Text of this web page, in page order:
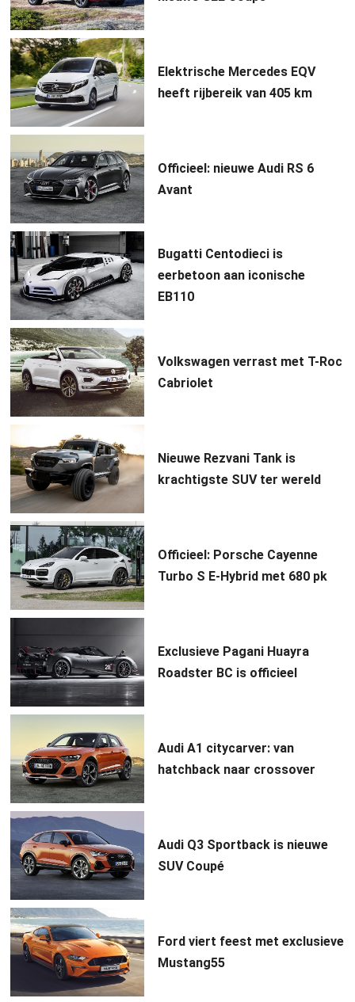
Elektrische Mercedes EQV
heeft rijbereik van 405 km
Officieel: nieuwe Audi RS 6
Avant
Bugatti Centodieci is
eerbetoon aan iconische
EB110
Volkswagen verrast met T-Roc
Cabriolet
Nieuwe Rezvani Tank is
krachtigste SUV ter wereld
Officieel: Porsche Cayenne
Turbo S E-Hybrid met 680 pk
Exclusieve Pagani Huayra
Roadster BC is officieel
Audi A1 citycarver: van
hatchback naar crossover
Audi Q3 Sportback is nieuwe
SUV Coupé
Ford viert feest met exclusieve
Mustang55